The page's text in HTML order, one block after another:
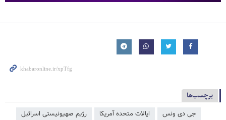
برچسب‌ها
جی دی ونس ایالات متحده آمریکا
رژیم صهیونیستی اسرائیل